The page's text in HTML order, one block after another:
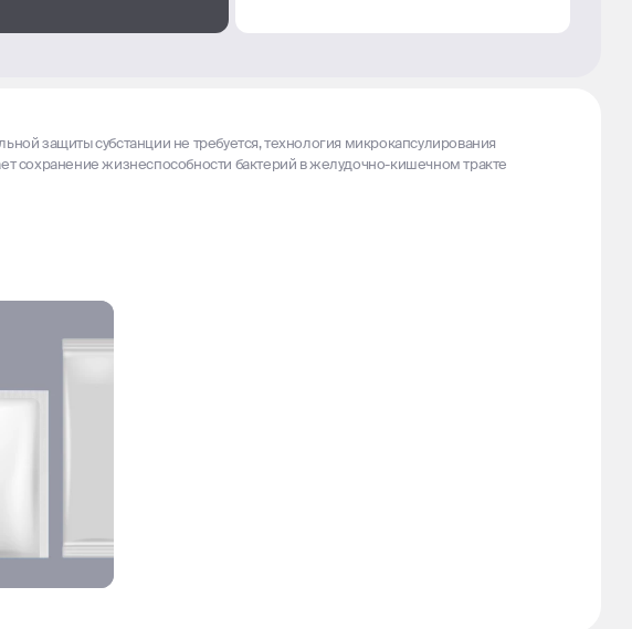
защиты субстанции не требуется, технология микрокапсулирования
сохранение жизнеспособности бактерий в желудочно-кишечном тракте